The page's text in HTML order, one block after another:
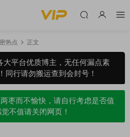
热点 正文
大平台优质博主，无任何漏点素
同行请勿搬运查到会封号！
枣而不愉快，请自行考虑是否值
不值请关闭网页！